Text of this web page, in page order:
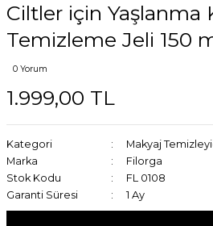
Ciltler için Yaşlanma
Temizleme Jeli 150
0 Yorum
1.999,00 TL
Kategori
Makyaj
Marka
Filorga
Stok Kodu
FL 0108
Garanti Süresi
1 Ay